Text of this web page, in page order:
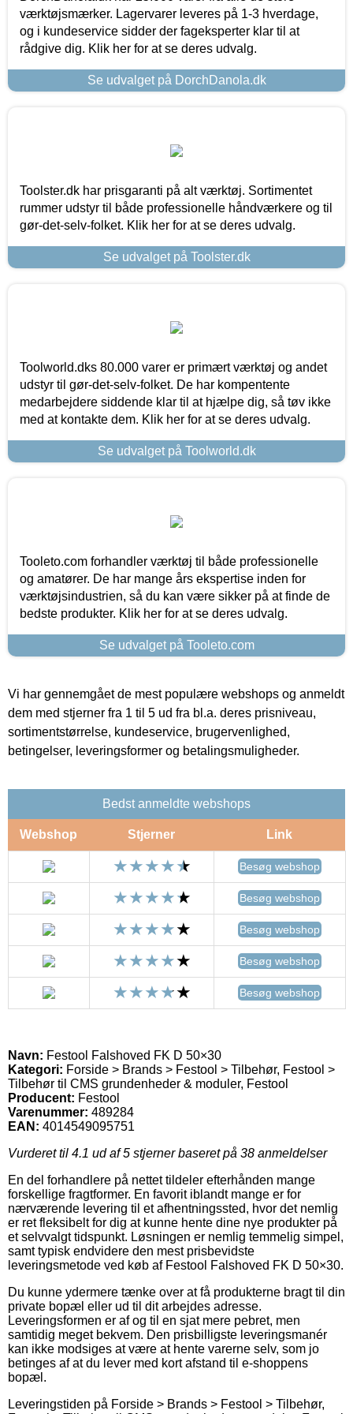
værktøjsmærker. Lagervarer leveres på 1-3 hverdage,
og i kundeservice sidder der fageksperter klar til at
rådgive dig. Klik her for at se deres udvalg.
Se udvalget på DorchDanola.dk
Toolster.dk har prisgaranti på alt værktøj. Sortimentet
rummer udstyr til både professionelle håndværkere og til
gør-det-selv-folket. Klik her for at se deres udvalg.
Se udvalget på Toolster.dk
Toolworld.dks 80.000 varer er primært værktøj og andet
udstyr til gør-det-selv-folket. De har kompentente
medarbejdere siddende klar til at hjælpe dig, så tøv ikke
med at kontakte dem. Klik her for at se deres udvalg.
Se udvalget på Toolworld.dk
Tooleto.com forhandler værktøj til både professionelle
og amatører. De har mange års ekspertise inden for
værktøjsindustrien, så du kan være sikker på at finde de
bedste produkter. Klik her for at se deres udvalg.
Se udvalget på Tooleto.com
Vi har gennemgået de mest populære webshops og anmeldt
dem med stjerner fra 1 til 5 ud fra bl.a. deres prisniveau,
sortimentstørrelse, kundeservice, brugervenlighed,
betingelser, leveringsformer og betalingsmuligheder.
Bedst anmeldte webshops
Webshop Stjerner Link
Besøg webshop
Besøg webshop
Besøg webshop
Besøg webshop
Besøg webshop
Navn: Festool Falshoved FK D 50×30
Kategori: Forside > Brands > Festool > Tilbehør, Festool >
Tilbehør til CMS grundenheder & moduler, Festool
Producent: Festool
Varenummer: 489284
EAN: 4014549095751
Vurderet til 4.1 ud af 5 stjerner baseret på 38 anmeldelser
En del forhandlere på nettet tildeler efterhånden mange
forskellige fragtformer. En favorit iblandt mange er for
nærværende levering til et afhentningssted, hvor det nemlig
er ret fleksibelt for dig at kunne hente dine nye produkter på
et selvvalgt tidspunkt. Løsningen er nemlig temmelig simpel,
samt typisk endvidere den mest prisbevidste
leveringsmetode ved køb af Festool Falshoved FK D 50×30.
Du kunne ydermere tænke over at få produkterne bragt til din
private bopæl eller ud til dit arbejdes adresse.
Leveringsformen er af og til en sjat mere pebret, men
samtidig meget bekvem. Den prisbilligste leveringsmanér
kan ikke modsiges at være at hente varerne selv, som jo
betinges af at du lever med kort afstand til e-shoppens
bopæl.
Leveringstiden på Forside > Brands > Festool > Tilbehør,